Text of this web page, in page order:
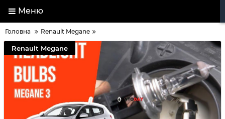
Меню
Головна Renault Megane
Renault Megane